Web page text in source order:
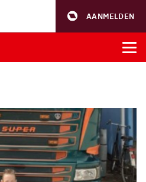
AANMELDEN